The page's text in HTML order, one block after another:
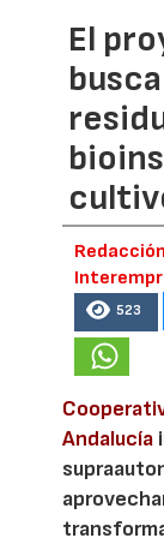
El
523
Andalucía